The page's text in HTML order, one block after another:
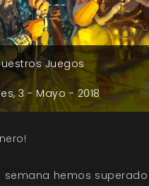
Juegos
3 - Mayo -2018
semana hemos